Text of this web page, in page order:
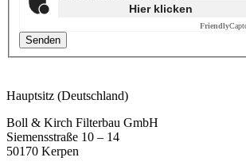
Hier klicken
Friendly
Hauptsitz (Deutschland)
Boll & Kirch Filterbau GmbH
Siemensstraße 10 – 14
50170 Kerpen